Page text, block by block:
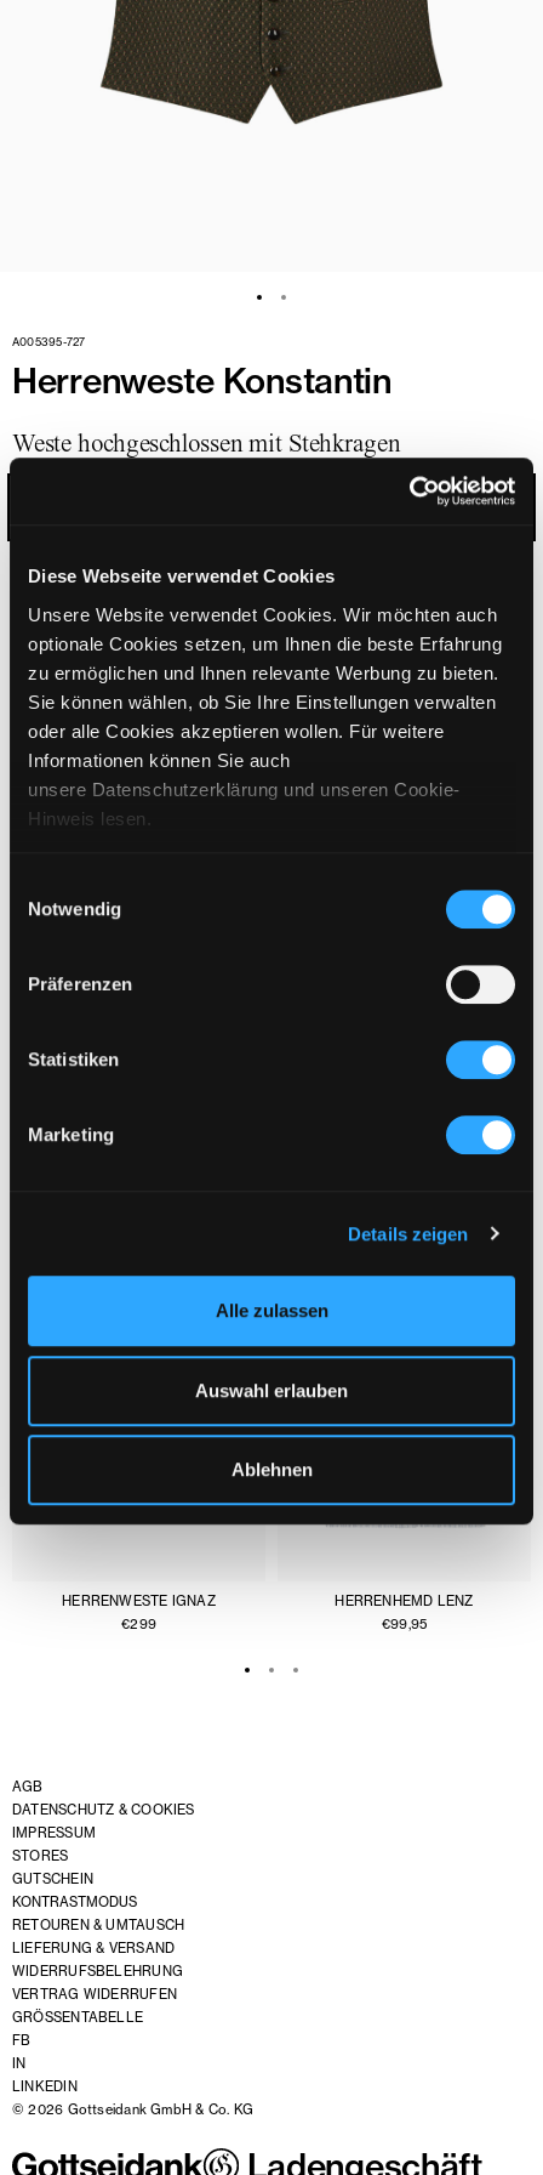
Diese Webseite verwendet Cookies
Unsere Website verwendet Cookies. Wir möchten auch
optionale Cookies setzen, um Ihnen die beste Erfahrung
zu ermöglichen und Ihnen relevante Werbung zu bieten.
Sie können wählen, ob Sie Ihre Einstellungen verwalten
oder alle Cookies akzeptieren wollen. Für weitere
Informationen können Sie auch
unsere Datenschutzerklärung und unseren Cookie-
Hinweis lesen.
Notwendig
Präferenzen
Statistiken
Marketing
Details zeigen
Alle zulassen
Auswahl erlauben
Ablehnen
A005395-727
Herrenweste Konstantin
Weste hochgeschlossen mit Stehkragen
GRÖSSE WÄHLEN
279 inkl. MwSt. / exkl. Versand
BITTE WÄHLEN SIE EINE GRÖSSE AUS
IN DEN WARENKORB
GRÖSSENANGABEN
PFLEGEHINWEISE
HERRENWESTE IGNAZ
€299
HERRENHEMD LENZ
€99,95
AGB
DATENSCHUTZ & COOKIES
IMPRESSUM
STORES
GUTSCHEIN
KONTRASTMODUS
RETOUREN & UMTAUSCH
LIEFERUNG & VERSAND
WIDERRUFSBELEHRUNG
VERTRAG WIDERRUFEN
GRÖSSENTABELLE
FB
IN
LINKEDIN
© 2026 Gottseidank GmbH & Co. KG
Ladengeschäft